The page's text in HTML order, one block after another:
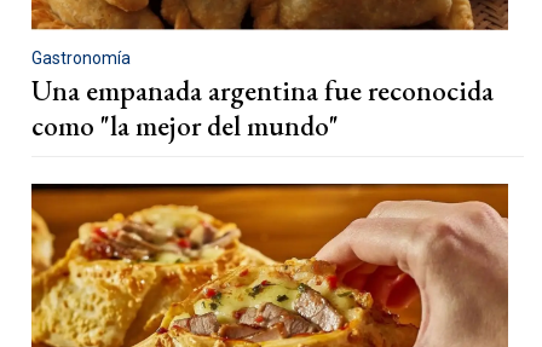
Gastronomía
Una empanada argentina fue reconocida
como "la mejor del mundo"